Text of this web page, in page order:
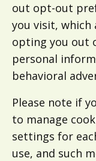
out opt-out
you visit, which
opting you out
personal
behavioral
Please note if
to manage
settings for
use, and such